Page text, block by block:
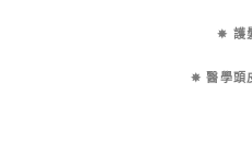
✵ 護
✵ 醫學頭